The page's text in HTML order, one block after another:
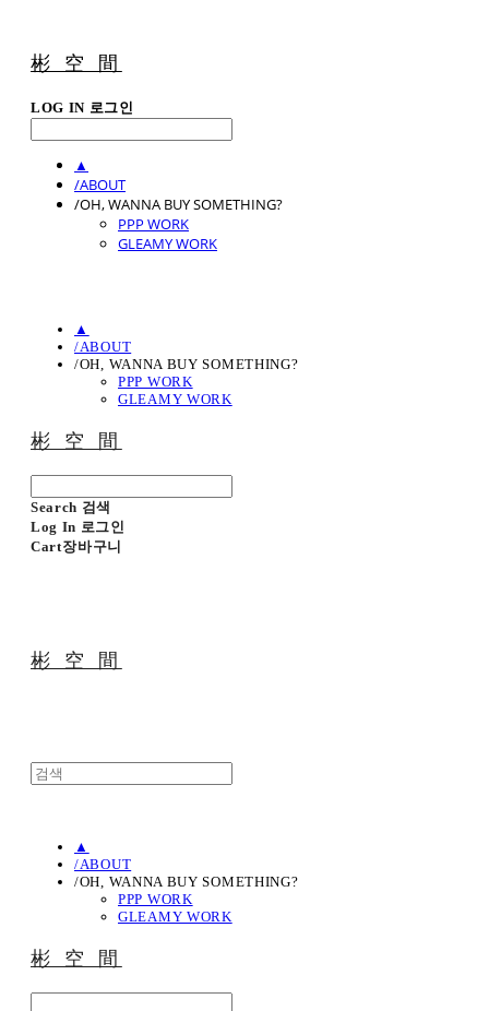
彬 空 間
LOG IN 로그인
▲
/ABOUT
/OH, WANNA BUY SOMETHING?
PPP WORK
GLEAMY WORK
▲
/ABOUT
/OH, WANNA BUY SOMETHING?
PPP WORK
GLEAMY WORK
彬 空 間
Search 검색
Log In 로그인
Cart장바구니
彬 空 間
▲
/ABOUT
/OH, WANNA BUY SOMETHING?
PPP WORK
GLEAMY WORK
彬 空 間